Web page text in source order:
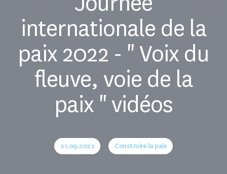
internationale de la
paix 2022 - " Voix du
fleuve, voie de la
paix " vidéos
21.09.2022 Construire la paix